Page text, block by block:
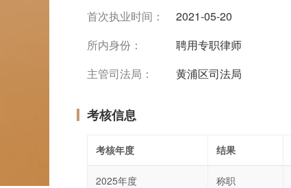
首次执业时间：
2021-05-20
所内身份：
聘用专职律师
主管司法局：
黄浦区司法局
考核信息
考核年度 结果
2025年度 称职